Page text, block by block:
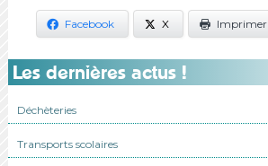
Facebook X Imprimer
Les dernières actus !
Déchèteries
Transports scolaires